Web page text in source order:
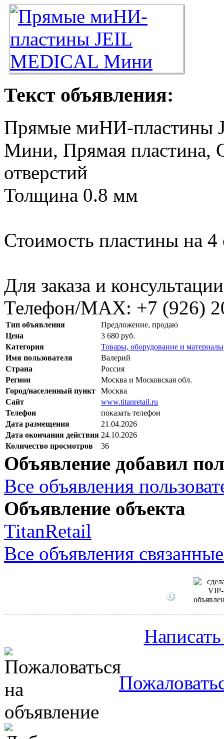
Текст объявления:
Прямые миНИ-пластины
Мини, Прямая пластина,
отверстий
Толщина 0.8 мм
Стоимость пластины на 4
Для заказа и
Телефон/МАХ: +7 (926)
Тип объявления
Предложение, продаю
Цена
3 680 руб.
Категория
Товары, оборудование и материалы
Имя пользователя
Валерий
Страна
Россия
Регион
Москва и Московская обл.
Город/населенный пункт
Москва
Сайт
www.titanretail.ru
Телефон
показать телефон
Дата размещения
21.04.2026
Дата окончания действия 24.10.2026
Количество просмотров
36
Объявление добавил
Все объявления
Объявление объекта
TitanRetail
Все объявления